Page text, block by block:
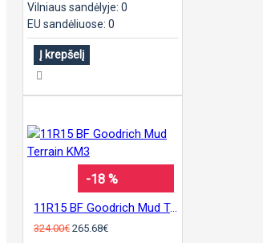
Vilniaus sandėlyje: 0
EU sandėliuose: 0
Į krepšelį
-18 %
11R15 BF Goodrich Mud Terrain KM3
324.00€ 265.68€